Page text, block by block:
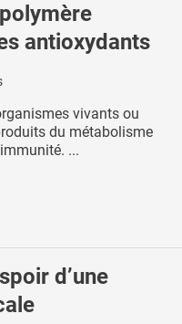
antioxydants
vivants ou
du métabolisme
...
d’une